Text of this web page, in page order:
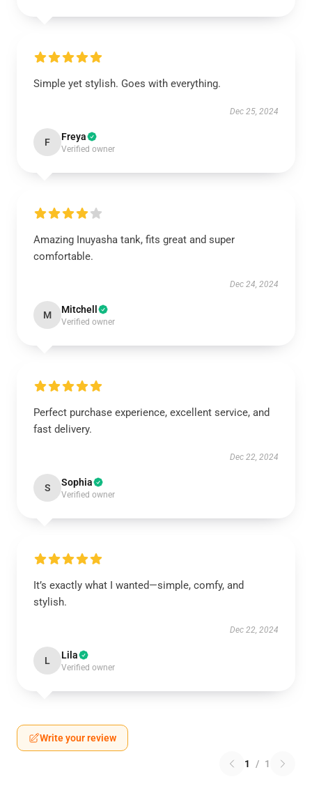
Simple yet stylish. Goes with everything.
Dec 25, 2024
F Freya
Verified owner
Amazing Inuyasha tank, fits great and super
comfortable.
Dec 24, 2024
M Mitchell
Verified owner
Perfect purchase experience, excellent service, and
fast delivery.
Dec 22, 2024
S Sophia
Verified owner
It’s exactly what I wanted—simple, comfy, and
stylish.
Dec 22, 2024
L Lila
Verified owner
Write your review
1 / 1